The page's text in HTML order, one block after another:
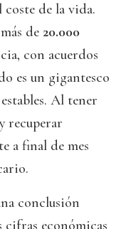
de la vida.
de 20.000
con acuerdos
es un gigantesco
Al tener
recuperar
a final de mes
conclusión